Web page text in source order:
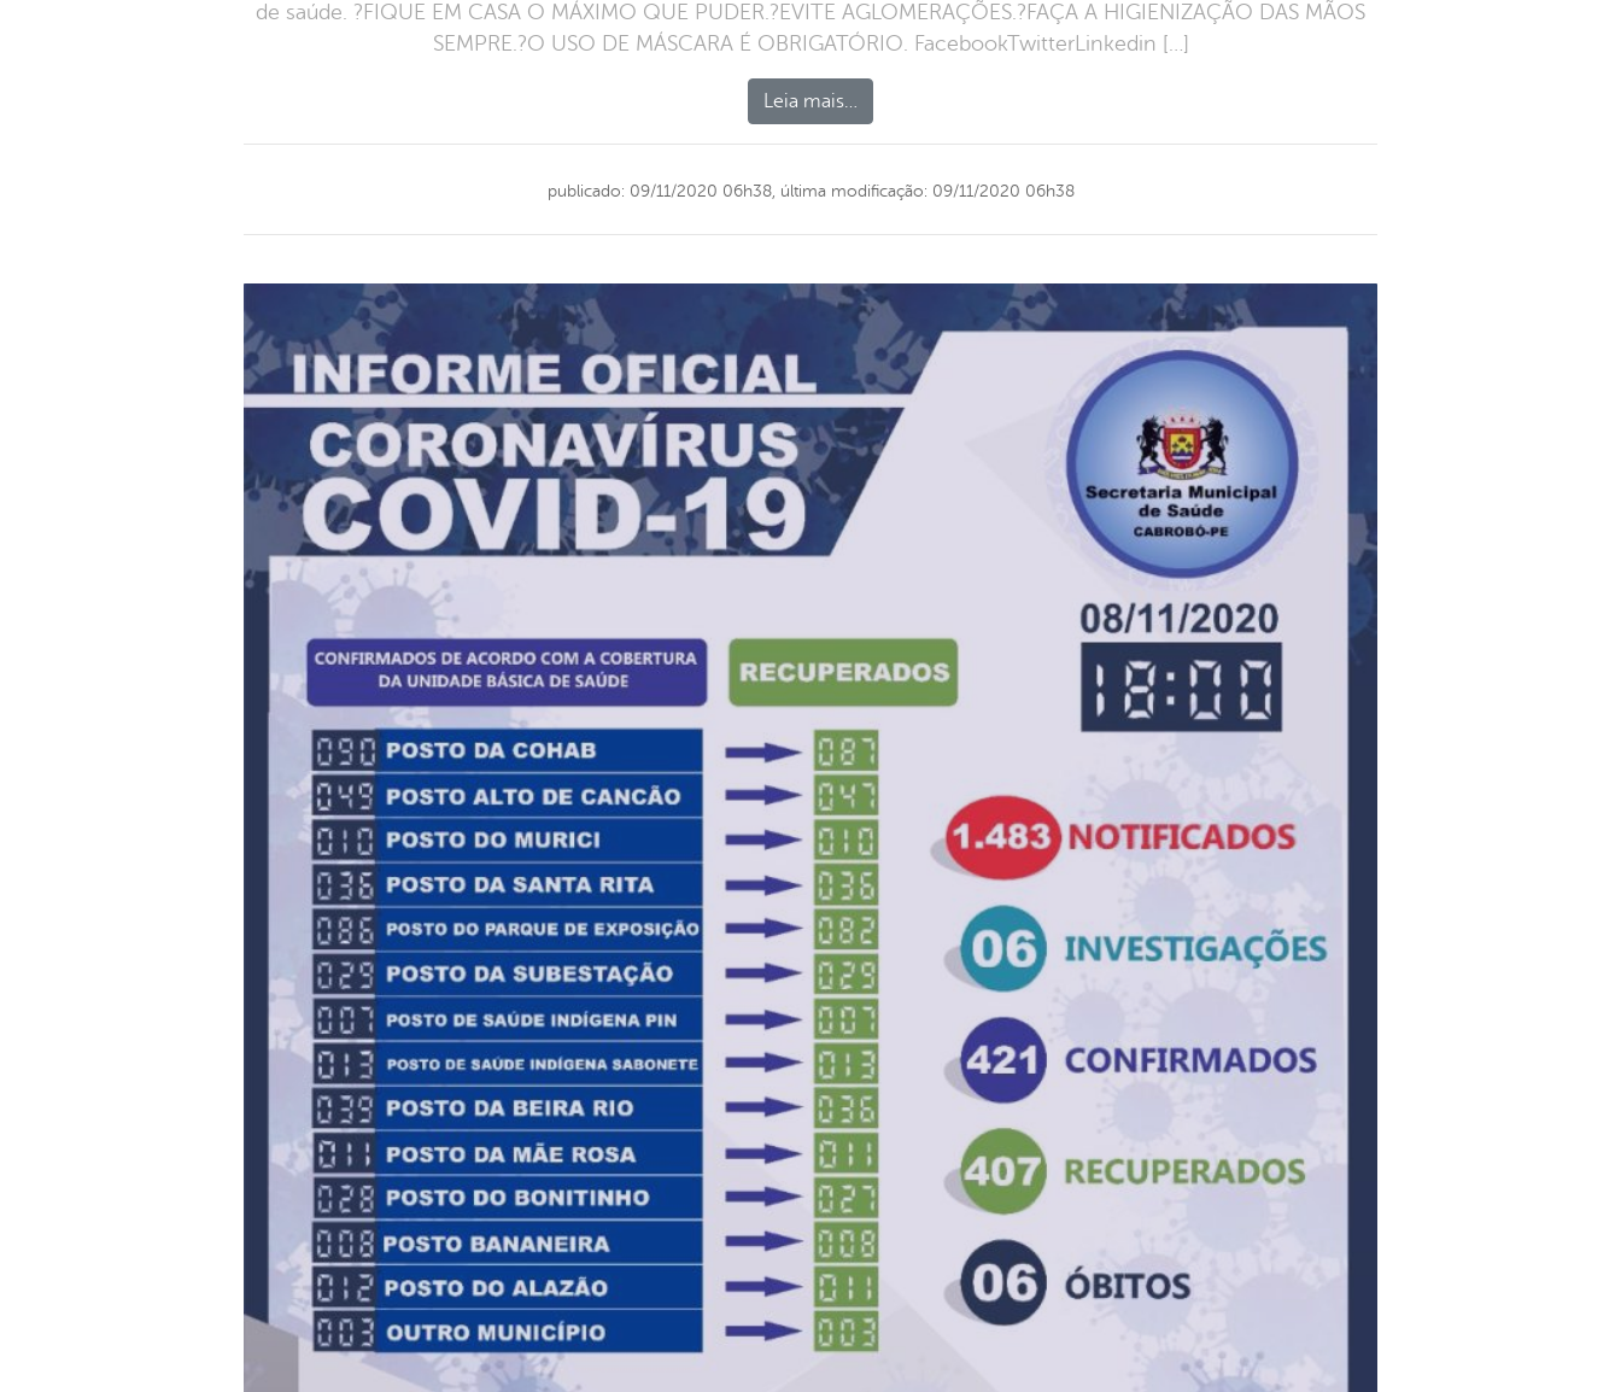
de saúde. ?FIQUE EM CASA O MÁXIMO QUE PUDER.?EVITE AGLOMERAÇÕES.?FAÇA A HIGIENIZAÇÃO DAS MÃOS
SEMPRE.?O USO DE MÁSCARA É OBRIGATÓRIO. FacebookTwitterLinkedin […]
Leia mais…
publicado: 09/11/2020 06h38, última modificação: 09/11/2020 06h38